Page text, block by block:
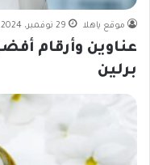
موقع ياهلا 29 نوفمبر، 2024
عناوين وأرقام
برلين